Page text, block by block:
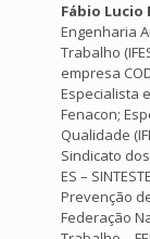
Fábio Lucio
Engenharia
Trabalho
empresa
Especialista
Fenacon;
Qualidade
Sindicato
ES –
Prevenção
Federação